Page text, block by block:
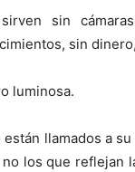
sin
sin
luminosa.
llamados a
los que reflejan